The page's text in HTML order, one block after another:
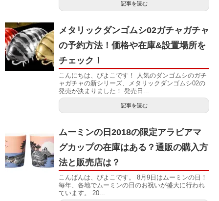
記事を読む
メタリックダンゴムシ02ガチャガチャ
の予約方法！価格や在庫&設置場所を
チェック！
こんにちは、ぴよこです！ 人気のダンゴムシのガチ
ャガチャの新シリーズ、メタリックダンゴムシ02の
発売が決まりました！ 発売日...
記事を読む
ムーミンの日2018の限定アラビアマ
グカップの在庫はある？通販の購入方
法と販売店は？
こんばんは、ぴよこです。 8月9日はムーミンの日！
毎年、各地でムーミンの日のお祝いが盛大に行われ
ています。 20...